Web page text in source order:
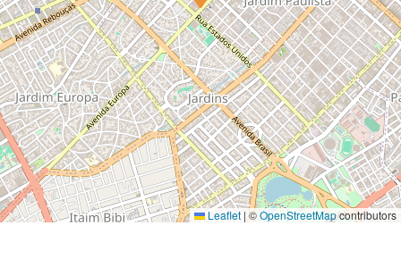
Leaflet |©OpenStreetMapcontributors